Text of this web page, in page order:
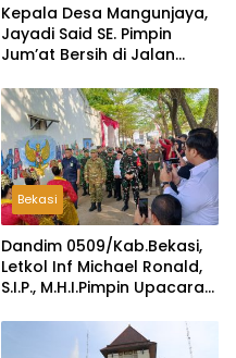
Kepala Desa Mangunjaya,
Jayadi Said SE. Pimpin
Jum’at Bersih di Jalan
Bekasi
Dandim 0509/Kab.Bekasi,
Letkol Inf Michael Ronald,
S.I.P., M.H.I.Pimpin Upacara
di Desa Wibawamulya